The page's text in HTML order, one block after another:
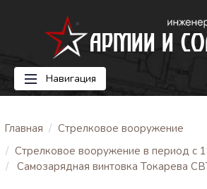
Навигация
Главная
Стрелковое вооружение
Стрелковое вооружение в период с
Самозарядная винтовка Токарева